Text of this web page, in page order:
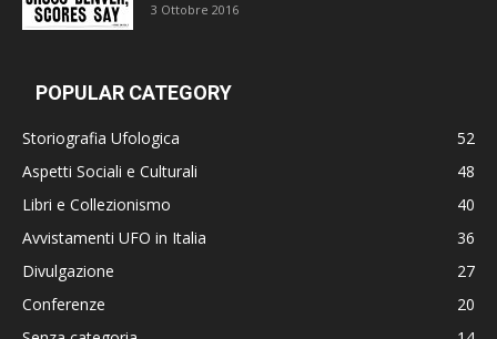
3 Ottobre 2016
POPULAR CATEGORY
Storiografia Ufologica
52
Aspetti Sociali e Culturali
48
Libri e Collezionismo
40
Avvistamenti UFO in Italia
36
Divulgazione
27
Conferenze
20